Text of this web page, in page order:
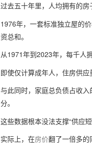
过去五十年里，人均拥有的
1976年，一套标准独立屋的
资总和。
从1971年到2023年， 每千人
即使仅计算成年人，住房供应
与此同时，家庭总负债占收
分。
这些数据根本没法支撑“供应
实际上， 在房价翻了一倍多的